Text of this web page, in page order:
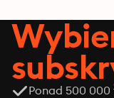
Ponad 500 000